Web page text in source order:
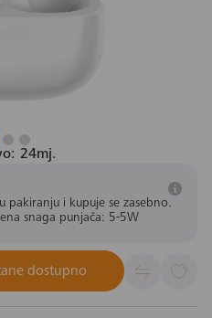
24mj.
pakiranju i kupuje se zasebno.
snaga punjača: 5-5W
dostupno